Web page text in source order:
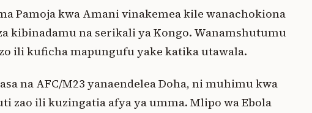
Pamoja kwa Amani vinakemea kile wanachokiona
kibinadamu na serikali ya Kongo. Wanamshutumu
ili kuficha mapungufu yake katika utawala.
na AFC/M23 yanaendelea Doha, ni muhimu kwa
zao ili kuzingatia afya ya umma. Mlipo wa Ebola